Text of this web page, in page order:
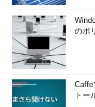
のポ
Caffe
トー